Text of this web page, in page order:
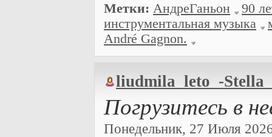
Метки: АндреГаньон
90
инструментальная музыка
André Gagnon.
liudmila_leto_-
Погрузитесь в
Понедельник, 27 Июля